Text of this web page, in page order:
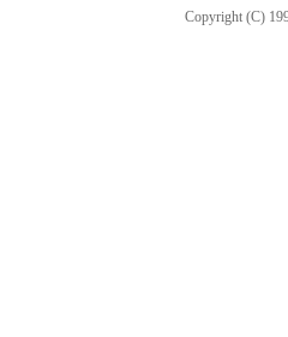
Copyright (C)